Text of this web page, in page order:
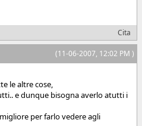
Cita
(11-06-2007, 12:02 PM )
le altre cose,
e dunque bisogna averlo atutti i
per farlo vedere agli